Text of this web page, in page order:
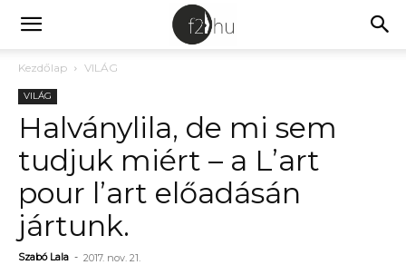
Kezdőlap VILÁG
VILÁG
Halványlila, de mi sem
tudjuk miért – a L’art
pour l’art előadásán
jártunk.
Szabó Lala - 2017. nov. 21.